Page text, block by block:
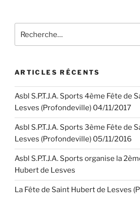
pour
ARTICLES RÉCENTS
Asbl S.P.T.J.A. Sports 4ème Fête de
Lesves (Profondeville) 04/11/2017
Asbl S.P.T.J.A. Sports 3ème Fête de
Lesves (Profondeville) 05/11/2016
Asbl S.P.T.J.A. Sports organise la
Hubert de Lesves
La Fête de Saint Hubert de Lesves